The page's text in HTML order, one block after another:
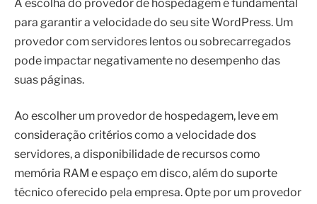
A escolha do provedor de hospedagem é fundamental
para garantir a velocidade do seu site WordPress. Um
provedor com servidores lentos ou sobrecarregados
pode impactar negativamente no desempenho das
suas páginas.
Ao escolher um provedor de hospedagem, leve em
consideração critérios como a velocidade dos
servidores, a disponibilidade de recursos como
memória RAM e espaço em disco, além do suporte
técnico oferecido pela empresa. Opte por um provedor